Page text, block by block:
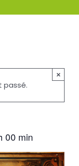
passé.
×
00 min